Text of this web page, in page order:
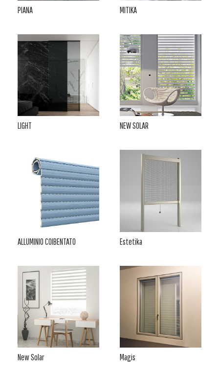
PIANA MITIKA
LIGHT NEW SOLAR
ALLUMINIO COIBENTATO Estetika
New Solar Magis